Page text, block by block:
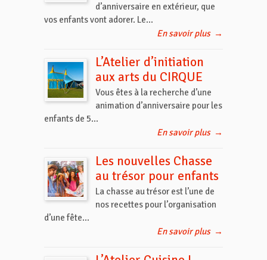
d’anniversaire en extérieur, que
vos enfants vont adorer. Le...
En savoir plus →
L’Atelier d’initiation
aux arts du CIRQUE
Vous êtes à la recherche d’une
animation d’anniversaire pour les
enfants de 5...
En savoir plus →
Les nouvelles Chasse
au trésor pour enfants
La chasse au trésor est l’une de
nos recettes pour l’organisation
d’une fête...
En savoir plus →